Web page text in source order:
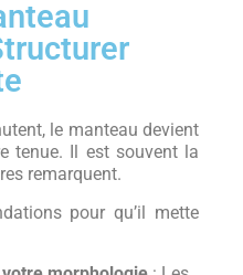
le manteau devient
tenue. Il est souvent la
remarquent.
pour qu’il mette